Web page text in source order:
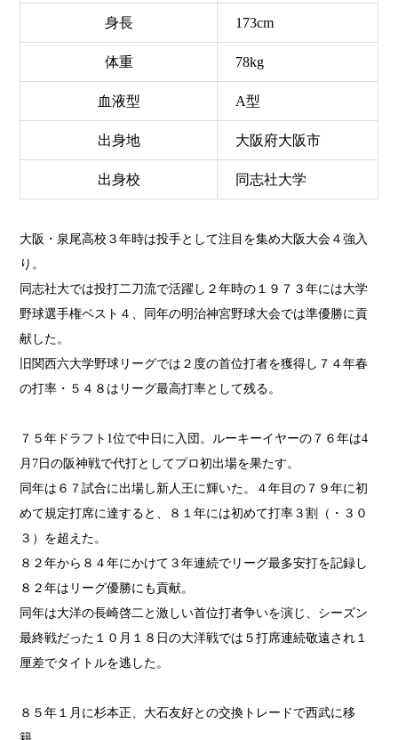
身長 173cm
体重 78kg
血液型 A型
出身地 大阪府大阪市
出身校 同志社大学
大阪・泉尾高校３年時は投手として注目を集め大阪大会４強入
り。
同志社大では投打二刀流で活躍し２年時の１９７３年には大学
野球選手権ベスト４、同年の明治神宮野球大会では準優勝に貢
献した。
旧関西六大学野球リーグでは２度の首位打者を獲得し７４年春
の打率・５４８はリーグ最高打率として残る。
７５年ドラフト1位で中日に入団。ルーキーイヤーの７６年は4
月7日の阪神戦で代打としてプロ初出場を果たす。
同年は６７試合に出場し新人王に輝いた。４年目の７９年に初
めて規定打席に達すると、８１年には初めて打率３割（・３０
３）を超えた。
８２年から８４年にかけて３年連続でリーグ最多安打を記録し
８２年はリーグ優勝にも貢献。
同年は大洋の長崎啓二と激しい首位打者争いを演じ、シーズン
最終戦だった１０月１８日の大洋戦では５打席連続敬遠され１
厘差でタイトルを逃した。
８５年１月に杉本正、大石友好との交換トレードで西武に移